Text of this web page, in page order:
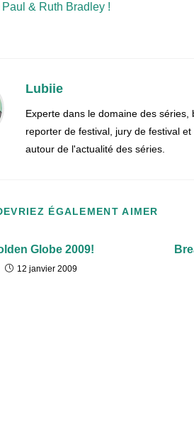
& Ruth Bradley !
Lubiie
Experte dans le domaine des
reporter de festival, jury de festival
autour de l'actualité des séries.
ÉGALEMENT AIMER
Globe 2009!
12 janvier 2009